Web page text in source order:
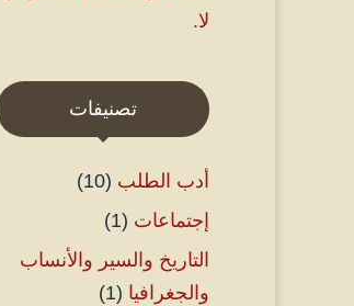
لا.
تصنيفات
أدب الطلب (10)
إجتماعات (1)
التاريخ والسير والأنساب
والجغرافيا (1)